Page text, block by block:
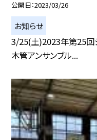
公開日 2023/03/26
お知らせ
3/25(土)2023年第25回
木管アンサンブル...